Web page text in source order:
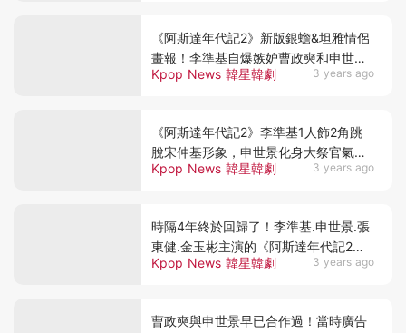
Kpop News 韓星韓劇 3 years ago
《阿斯達年代記2》新版銀蟾&坦雅情侶
畫報！李準基自爆嫉妒曹政奭和申世景
拍愛情劇XD
Kpop News 韓星韓劇 3 years ago
《阿斯達年代記2》李準基1人飾2角跳
脫宋仲基形象，申世景化身大祭官氣質
超仙
Kpop News 韓星韓劇 3 years ago
時隔4年終於回歸了！李準基.申世景.張
東健.金玉彬主演的《阿斯達年代記2》
將於9月迎來首播~
曹政奭與申世景早已合作過！當時廣告